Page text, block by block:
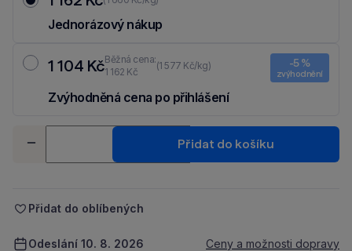
Jednorázový nákup
1 104 KčBěžná cena:
1 162 Kč
(1 577 Kč/kg) -5 %
zvýhodnění
Zvýhodněná cena po přihlášení
-
+
Přidat do košíku
Přidat do oblíbených
Odeslání 10. 8. 2026 Ceny a možnosti dopravy